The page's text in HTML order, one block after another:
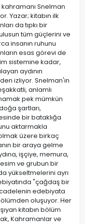
Snelman
Yazar; kitabın ilk
da tıpkı bir
tüm güçlerini ve
insanın ruhunu
esas görevi de
sistemine kadar,
aydının
izliyor. Snelman'in
anlamlı
pek mümkün
şartları,
bir bataklığa
aktarmakla
üzere birkaç
bir araya gelme
işçiye, memura,
ve grubun bir
yükseltmelerini ayrı
"çağdaş bir
edebiyata
oluşuyor. Her
kitabın bölüm
Kahramanlar ve